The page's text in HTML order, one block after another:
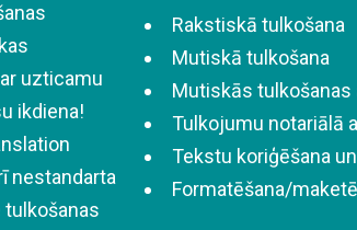
uzticamu
ikdiena!
nestandarta
Rakstiskā tulkošana
Mutiskā tulkošana
Mutiskās tulkošanas
Tulkojumu notariālā
Tekstu koriģēšana
Formatēšana/